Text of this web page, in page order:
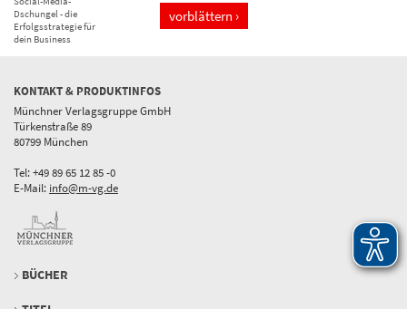
Dschungel - die
Erfolgsstrategie für
dein Business
vorblättern ›
KONTAKT & PRODUKTINFOS
Münchner Verlagsgruppe GmbH
Türkenstraße 89
80799 München
Tel: +49 89 65 12 85 -0
E-Mail: info@m-vg.de
BÜCHER